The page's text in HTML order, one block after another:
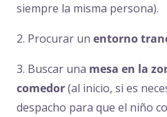
siempre la misma persona).
2. Procurar un entorno
3. Buscar una mesa en la
comedor(al inicio, si es
despacho para que el niño